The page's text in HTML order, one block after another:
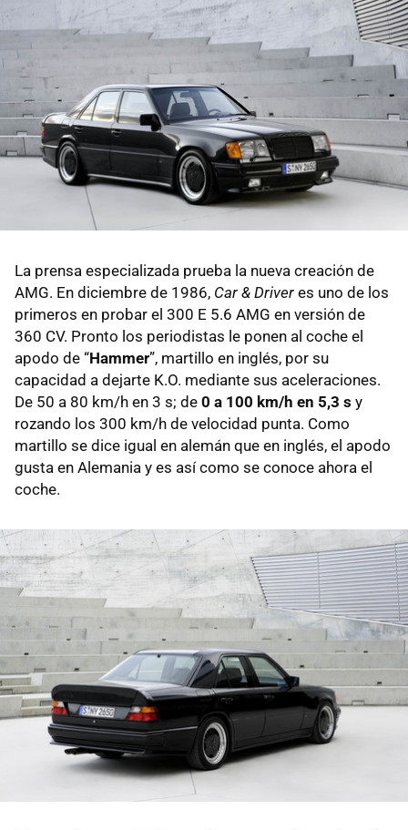
La prensa especializada prueba la nueva creación de
AMG. En diciembre de 1986, Car & Driver es uno de los
primeros en probar el 300 E 5.6 AMG en versión de
360 CV. Pronto los periodistas le ponen al coche el
apodo de “Hammer”, martillo en inglés, por su
capacidad a dejarte K.O. mediante sus aceleraciones.
De 50 a 80 km/h en 3 s; de 0 a 100 km/h en 5,3 s y
rozando los 300 km/h de velocidad punta. Como
martillo se dice igual en alemán que en inglés, el apodo
gusta en Alemania y es así como se conoce ahora el
coche.